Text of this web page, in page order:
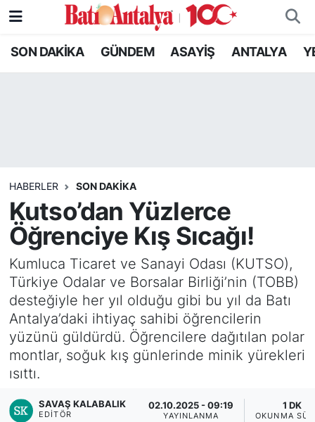
SON DAKİKA GÜNDEM ASAYİŞ ANTALYA
HABERLER SON DAKIKA
Kutso’dan Yüzlerce
Öğrenciye Kış Sıcağı!
Kumluca Ticaret ve Sanayi Odası (KUTSO),
Türkiye Odalar ve Borsalar Birliği’nin (TOBB)
desteğiyle her yıl olduğu gibi bu yıl da Batı
Antalya’daki ihtiyaç sahibi öğrencilerin
yüzünü güldürdü. Öğrencilere dağıtılan polar
montlar, soğuk kış günlerinde minik yürekleri
ısıttı.
SAVAŞ KALABALIK
EDITÖR
02.10.2025 - 09:19
YAYINLANMA
1 DK
OKUNMA
SON DAKİKA
RESMİ İLANLAR
EKONOMİ
Nöbetçi Eczaneler
Son Dakika Haberleri
Haber Arşivi